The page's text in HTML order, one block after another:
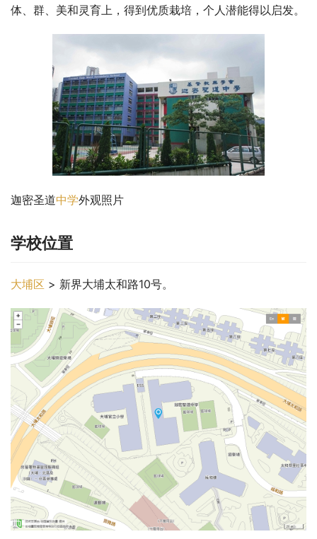
体、群、美和灵育上，得到优质栽培，个人潜能得以启发。
迦密圣道中学外观照片
学校位置
大埔区 > 新界大埔太和路10号。